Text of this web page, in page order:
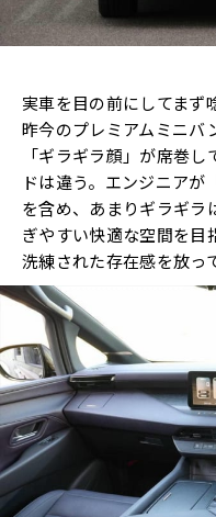
実車を目の前にしてまず
昨今のプレミアムミニバ
「ギラギラ顔」が席巻
ドは違う。エンジニアが
を含め、あまりギラギラ
ぎやすい快適な空間を目
洗練された存在感を放っ